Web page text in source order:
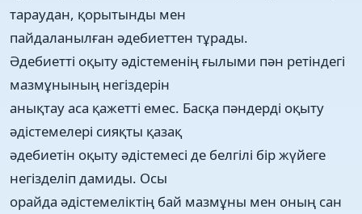
тараудан, қорытынды мен
пайдаланылған әдебиеттен тұрады.
Әдебиетті оқыту әдістеменің ғылыми пән ретіндегі
мазмұнының негіздерін
анықтау аса қажетті емес. Басқа пәндерді оқыту
әдістемелері сияқты қазақ
әдебиетін оқыту әдістемесі де белгілі бір жүйеге
негізделіп дамиды. Осы
орайда әдістемеліктің бай мазмұны мен оның сан